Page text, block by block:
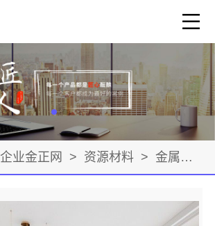
企业金正网 > 资源材料 > 金属材料